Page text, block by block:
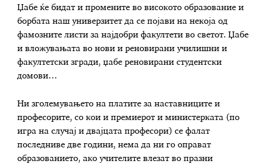
Џабе ќе бидат и промените во високото образование и
борбата наш универзитет да се појави на некоја од
фамозните листи за најдобри факултети во светот. Џабе
и вложувањата во нови и реновирани училишни и
факултетски згради, џабе реновирани студентски
домови…
Ни зголемувањето на платите за наставниците и
професорите, со кои и премиерот и министерката (по
игра на случај и двајцата професори) се фалат
последниве две години, нема да ни го оправат
образованието, ако учителите влезат во празни